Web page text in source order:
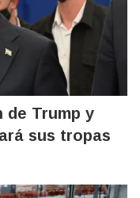
de Trump y
sus tropas